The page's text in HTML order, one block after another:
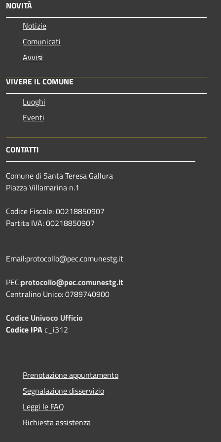
NOVITÀ
Notizie
Comunicati
Avvisi
VIVERE IL COMUNE
Luoghi
Eventi
CONTATTI
Comune di Santa Teresa Gallura
Piazza Villamarina n.1
Codice Fiscale: 00218850907
Partita IVA: 00218850907
Email:protocollo@pec.comunestg.it
PEC:protocollo@pec.comunestg.it
Centralino Unico: 0789740900
Codice Univoco Ufficio
Codice IPAc_i312
Prenotazione appuntamento
Segnalazione disservizio
Leggi le FAQ
Richiesta assistenza